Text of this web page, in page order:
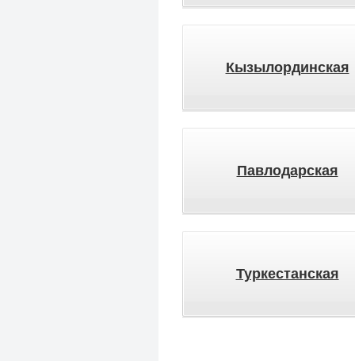
Кызылординская
Павлодарская
Туркестанская